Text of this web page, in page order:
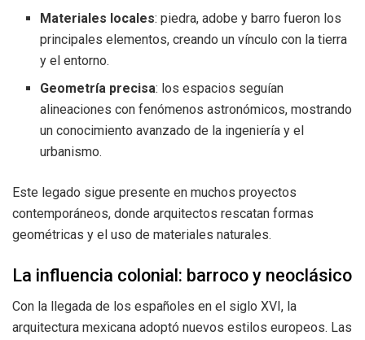
Materiales locales: piedra, adobe y barro fueron los
principales elementos, creando un vínculo con la tierra
y el entorno.
Geometría precisa: los espacios seguían
alineaciones con fenómenos astronómicos, mostrando
un conocimiento avanzado de la ingeniería y el
urbanismo.
Este legado sigue presente en muchos proyectos
contemporáneos, donde arquitectos rescatan formas
geométricas y el uso de materiales naturales.
La influencia colonial: barroco y neoclásico
Con la llegada de los españoles en el siglo XVI, la
arquitectura mexicana adoptó nuevos estilos europeos. Las